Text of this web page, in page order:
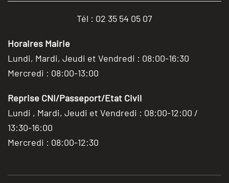
Tél : 02 35 54 05 07
Horaires Mairie
Lundi, Mardi, Jeudi et Vendredi : 08:00-16:30
Mercredi : 08:00-13:00
Reprise CNI/Passeport/Etat Civil
Lundi , Mardi, Jeudi et Vendredi : 08:00-12:00 /
13:30-16:00
Mercredi : 08:00-12:30